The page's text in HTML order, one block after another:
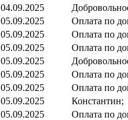
04.09.2025
05.09.2025
Оплата по
05.09.2025
Оплата по
05.09.2025
Оплата по
05.09.2025
05.09.2025
Оплата по
05.09.2025
Оплата по
05.09.2025
Константин;
05.09.2025
Оплата по